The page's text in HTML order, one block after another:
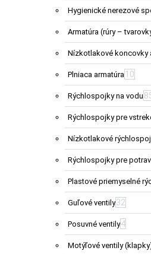
Hygienické nerezové
Armatúra (rúry –
Nízkotlakové koncovky
Plniaca armatúra 10
Rýchlospojky na vodu
Rýchlospojky pre
Nízkotlakové
Rýchlospojky pre
Plastové priemyselné
Guľové ventily32
Posuvné ventily4
Motýľové ventily